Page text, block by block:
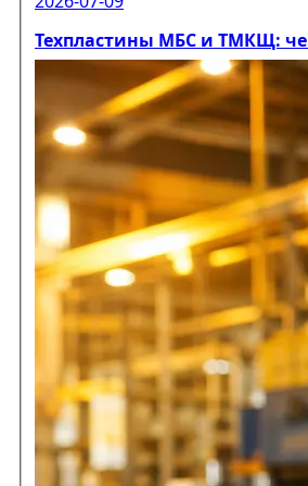
Техпластины МБС и ТМКЩ: